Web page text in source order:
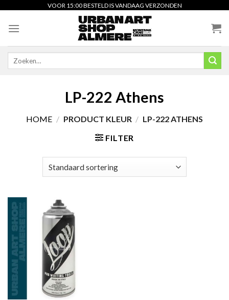
content
VOOR 15:00 BESTELD IS VANDAAG VERZONDEN
LP-222 Athens
HOME / PRODUCT KLEUR / LP-222 ATHENS
FILTER